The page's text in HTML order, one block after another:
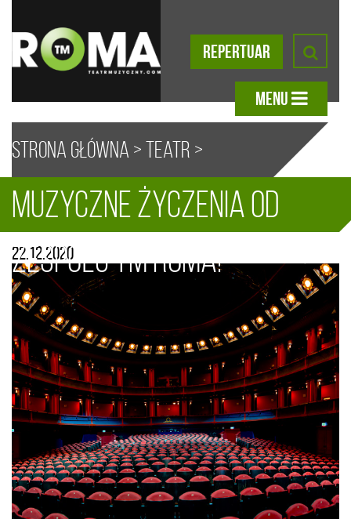
REPERTUAR
MENU
Strona główna >Teatr >
Aktualności > Muzyczne życzenia
od Zespołu TM ROMA!
Muzyczne życzenia od
Zespołu TM ROMA!
22.12.2020